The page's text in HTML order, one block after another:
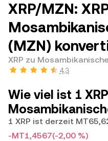
XRP/MZN:
(MZN)
XRP zu
4,3
Wie viel ist 1
1 XRP ist derzeit
-MT1,4567(-2,00 %)